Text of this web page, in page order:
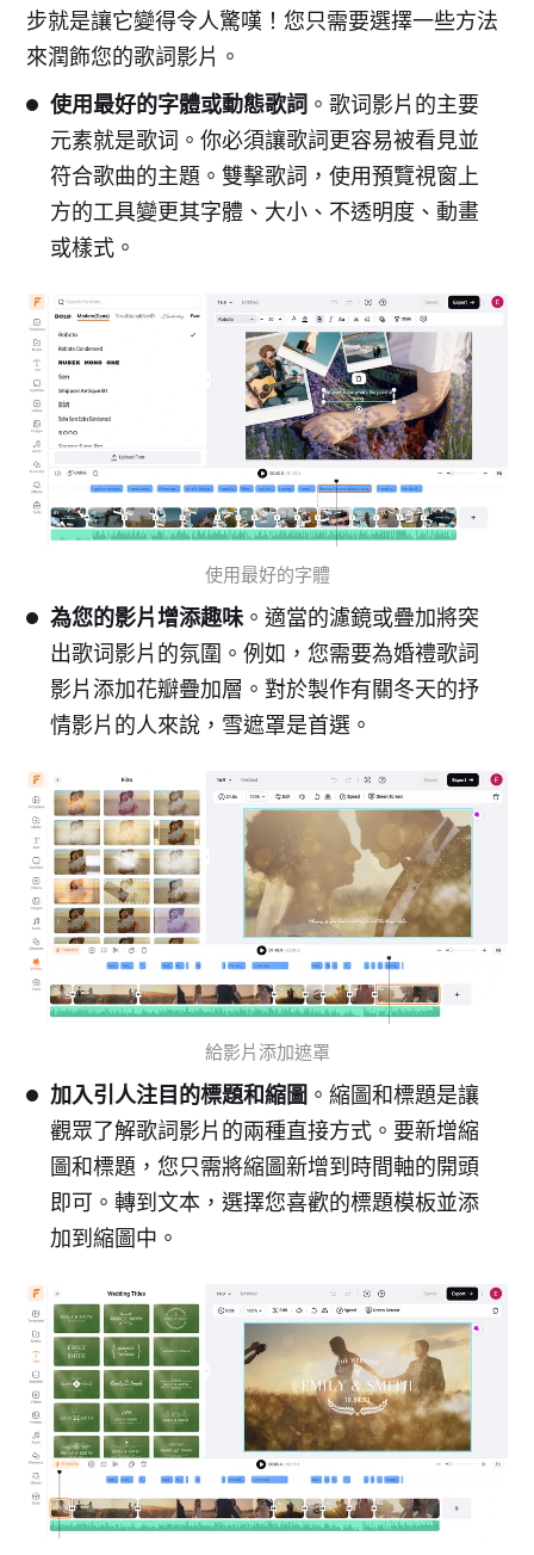
步就是讓它變得令人驚嘆！您只需要選擇一些方法
來潤飾您的歌詞影片。
使用最好的字體或動態歌詞 。歌词影片的主要
元素就是歌词。你必須讓歌詞更容易被看見並
符合歌曲的主題。雙擊歌詞，使用預覽視窗上
方的工具變更其字體、大小、不透明度、動畫
或樣式。
使用最好的字體
為您的影片增添趣味 。適當的濾鏡或疊加將突
出歌词影片的氛圍。例如，您需要為婚禮歌詞
影片添加花瓣疊加層。對於製作有關冬天的抒
情影片的人來說，雪遮罩是首選。
給影片添加遮罩
加入引人注目的標題和縮圖 。縮圖和標題是讓
觀眾了解歌詞影片的兩種直接方式。要新增縮
圖和標題，您只需將縮圖新增到時間軸的開頭
即可。轉到文本，選擇您喜歡的標題模板並添
加到縮圖中。